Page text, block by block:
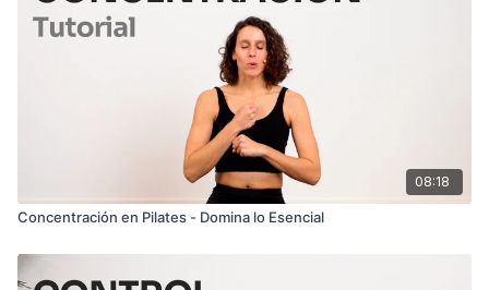
Acompáñame en esta lección y descubre cómo incorporar el
ritmo y la fluidez puede transformar tu práctica de Pilates,
llevándola a un nivel más profundo y efectivo.
08:18
Concentración en Pilates - Domina lo Esencial